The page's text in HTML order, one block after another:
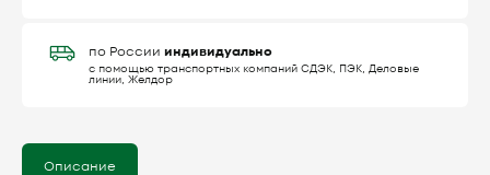
по России индивидуально
с помощью транспортных компаний СДЭК, ПЭК, Деловые
линии, Желдор
Описание